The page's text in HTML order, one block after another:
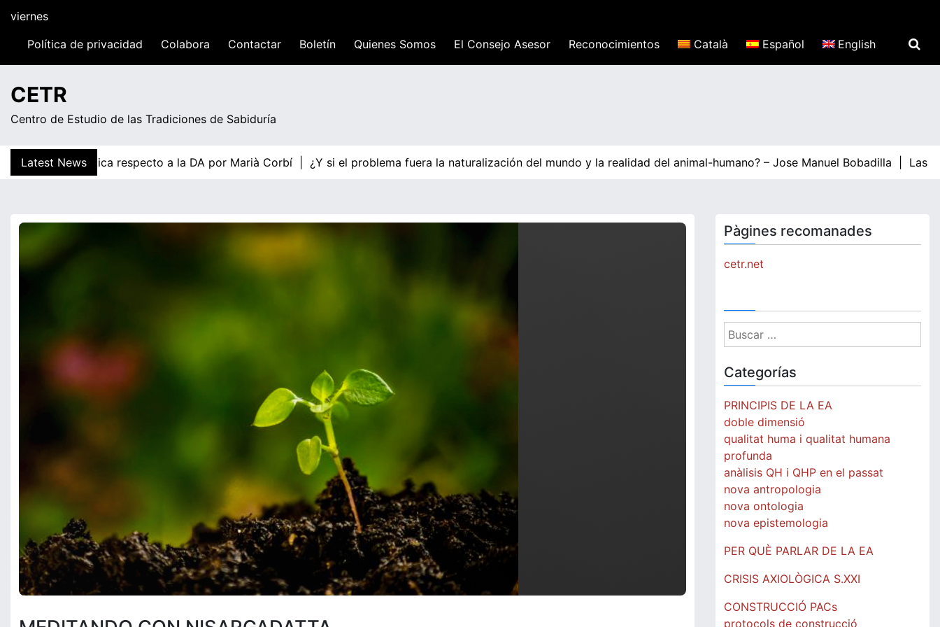
content
viernes
07:02Política de privacidad Colabora Contactar Boletín Quienes Somos El Consejo Asesor Reconocimientos Català Español English
CETR
Centro de Estudio de las Tradiciones de Sabiduría
Latest News
Axiológica respecto a la DA por Marià Corbí |¿Y si el problema fuera la naturalización del mundo y la realidad del animal-humano? – Jose Manuel Bobadilla |Las
Pàgines recomanades
cetr.net
Buscar:
Categorías
PRINCIPIS DE LA EA
doble dimensió
qualitat huma i qualitat humana
profunda
anàlisis QH i QHP en el passat
nova antropologia
nova ontologia
nova epistemologia
PER QUÈ PARLAR DE LA EA
CRISIS AXIOLÒGICA S.XXI
CONSTRUCCIÓ PACs
protocols de construcció